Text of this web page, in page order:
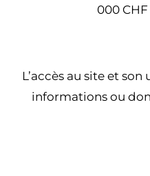
000
L’accès au site et
informations ou